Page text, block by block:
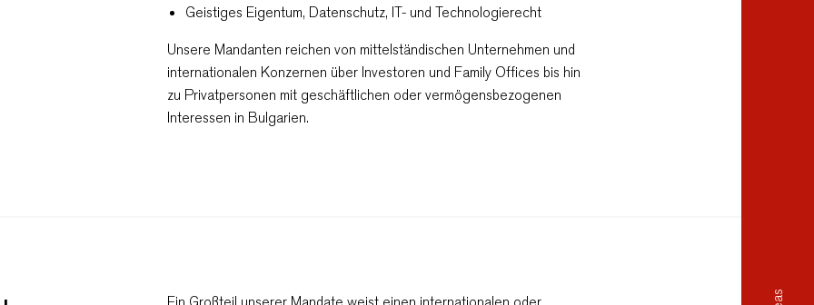
Geistiges Eigentum, Datenschutz, IT- und Technologierecht
Unsere Mandanten reichen von mittelständischen Unternehmen und
internationalen Konzernen über Investoren und Family Offices bis hin
zu Privatpersonen mit geschäftlichen oder vermögensbezogenen
Interessen in Bulgarien.